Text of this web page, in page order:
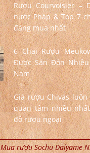
Rượu Courvoisier –
nước Pháp & Top 7
đáng mua nhất
6 Chai Rượu
Được Săn Đón
Nam
Giá rượu Chivas
quan tâm nhiều
đồ rượu ngoại
Mua rượu Sochu Daiyame